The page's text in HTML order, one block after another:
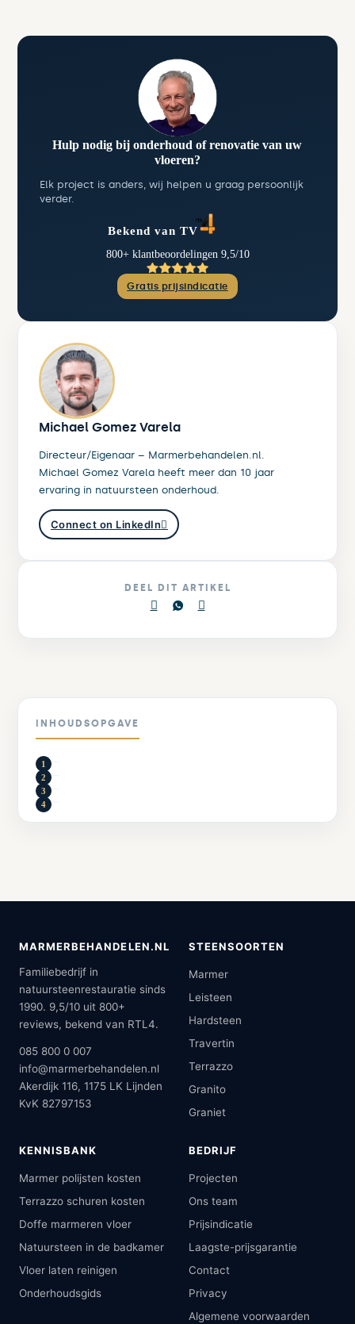
INHOUDSOPGAVE
Michael Gomez Varela
Directeur/Eigenaar – Marmerbehandelen.nl.
Michael Gomez Varela heeft meer dan 10 jaar
ervaring in natuursteen onderhoud.
Connect on LinkedIn
DEEL DIT ARTIKEL
Hulp nodig bij onderhoud of renovatie van uw
vloeren?
Elk project is anders, wij helpen u graag persoonlijk
verder.
Bekend van TV
800+ klantbeoordelingen 9,5/10
Gratis prijsindicatie
MARMERBEHANDELEN.NL
Familiebedrijf in
natuursteenrestauratie sinds
1990. 9,5/10 uit 800+
reviews, bekend van RTL4.
085 800 0 007
info@marmerbehandelen.nl
Akerdijk 116, 1175 LK Lijnden
KvK 82797153
STEENSOORTEN
Marmer
Leisteen
Hardsteen
Travertin
Terrazzo
Granito
Graniet
KENNISBANK
Marmer polijsten kosten
Terrazzo schuren kosten
Doffe marmeren vloer
Natuursteen in de badkamer
Vloer laten reinigen
Onderhoudsgids
BEDRIJF
Projecten
Ons team
Prijsindicatie
Laagste-prijsgarantie
Contact
Privacy
Algemene voorwaarden